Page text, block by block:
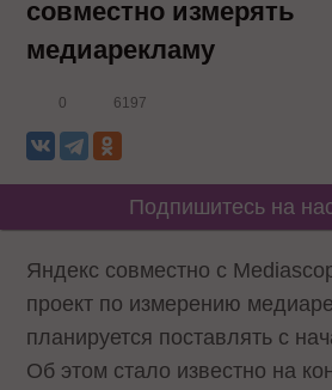
совместно измерять
медиарекламу
0 6197
Подпишитесь на
Яндекс совместно с
проект по измерению
планируется поставлять с
Об этом стало известно на